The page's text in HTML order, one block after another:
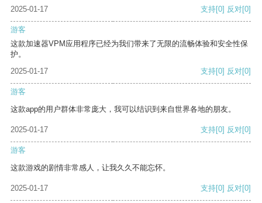
2025-01-17 支持[0] 反对[0]
游客
这款加速器VPM应用程序已经为我们带来了无限的流畅体验和安全性保
护。
2025-01-17
支持[0] 反对[0]
游客
这款app的用户群体非常庞大，我可以结识到来自世界各地的朋友。
2025-01-17 支持[0] 反对[0]
游客
这款游戏的剧情非常感人，让我久久不能忘怀。
2025-01-17 支持[0] 反对[0]